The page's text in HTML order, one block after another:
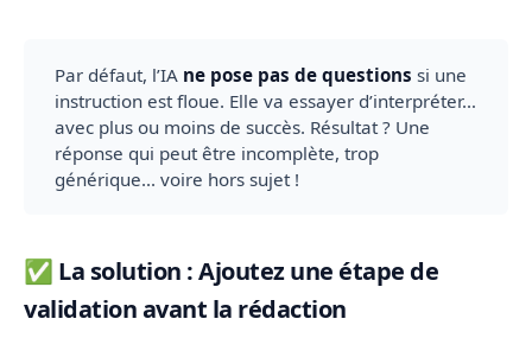
Par défaut, l’IA ne pose pas de questions si une
instruction est floue. Elle va essayer d’interpréter…
avec plus ou moins de succès. Résultat ? Une
réponse qui peut être incomplète, trop
générique... voire hors sujet !
✅ La solution : Ajoutez une étape de
validation avant la rédaction